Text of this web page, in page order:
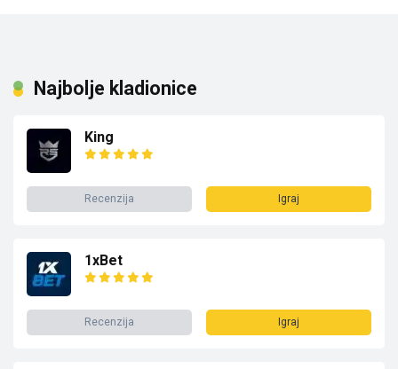
Najbolje kladionice
King
Recenzija Igraj
1xBet
Recenzija Igraj